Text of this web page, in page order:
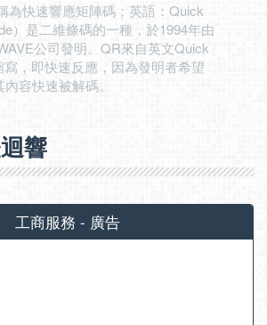
為快速響應矩陣碼；英語：Quick
）是二維條碼的一種，於1994年由
公司發明。QR來自英文Quick
寫，即快速反應，因為發明者希望
容快速被解碼。
響
工商服務 - 廣告